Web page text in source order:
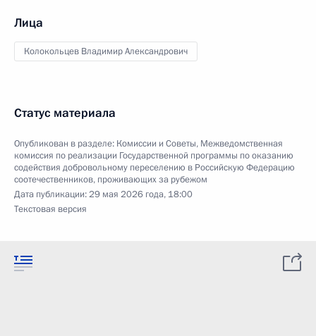
Лица
Колокольцев Владимир Александрович
Статус материала
Опубликован в разделе: Комиссии и Советы, Межведомственная
комиссия по реализации Государственной программы по оказанию
содействия добровольному переселению в Российскую Федерацию
соотечественников, проживающих за рубежом
Дата публикации:29 мая 2026 года, 18:00
Текстовая версия